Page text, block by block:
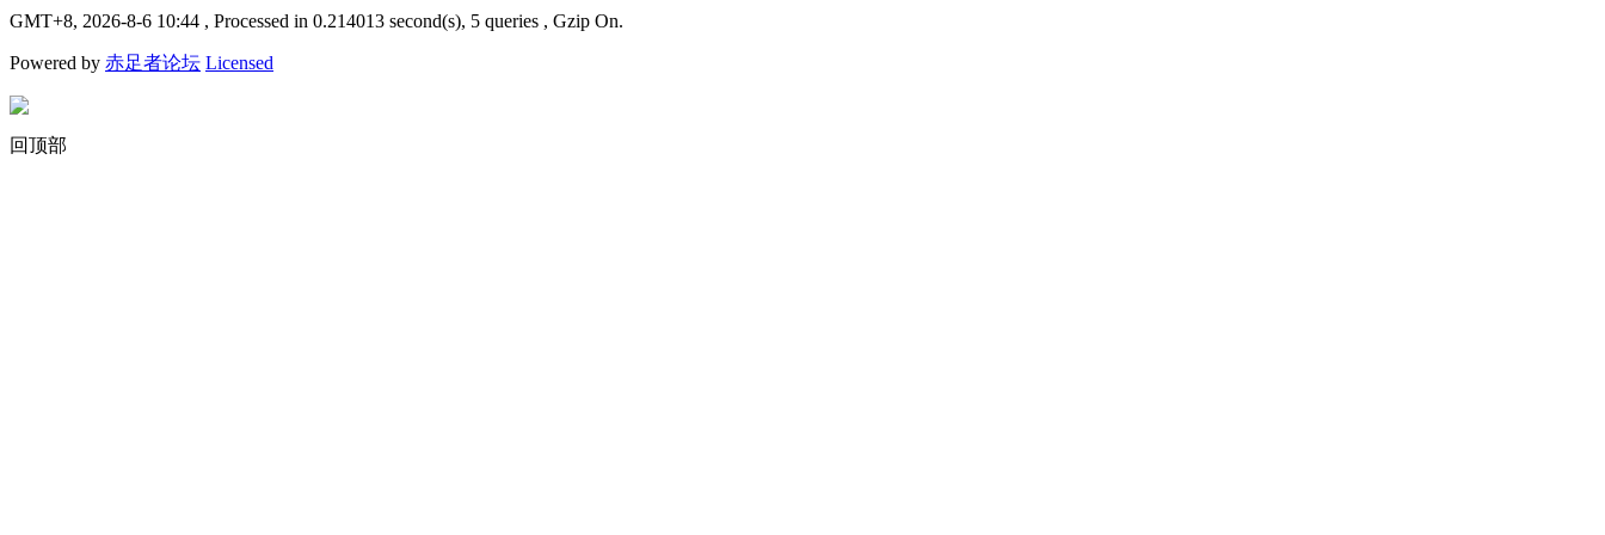
GMT+8, 2026-8-6 10:44 , Processed in 0.214013 second(s), 5 queries , Gzip On.
Powered by 赤足者论坛 Licensed
回顶部